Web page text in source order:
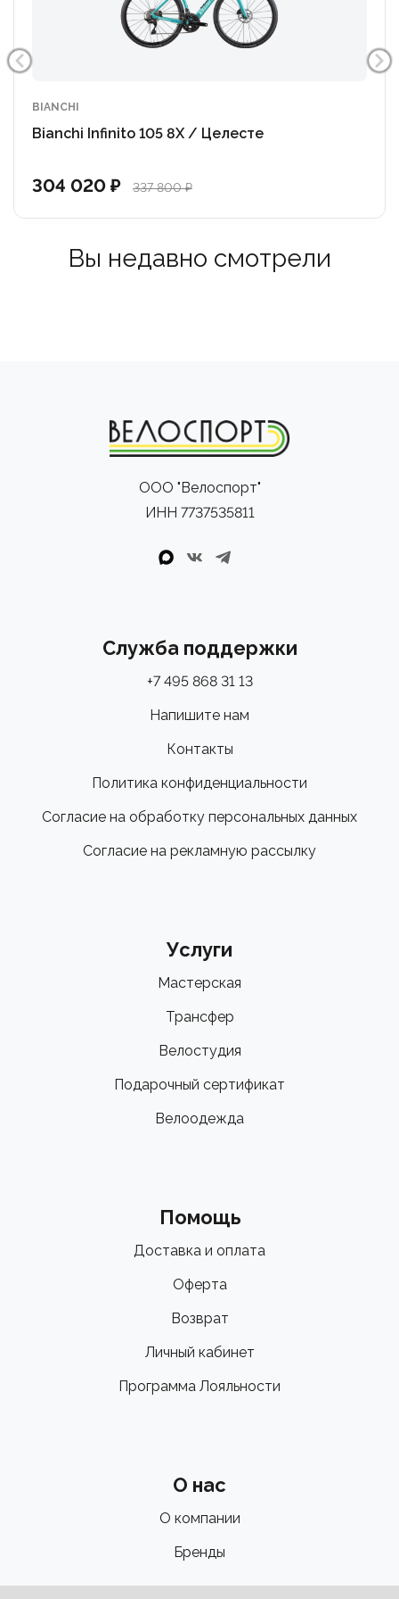
Электронная трансмиссия Shimano Dura-Ace Di2
обеспечивает безупречное, мгновенное и точное
переключение передач в любых условиях.
Встроенный измеритель мощности 4iiii
предоставляет точные данные для тренировок и
BIANCHI
Bianchi Infinito 105 8X / Целесте
304 020 ₽ 337 800 ₽
Вы недавно смотрели
ООО "Велоспорт"
ИНН 7737535811
Служба поддержки
+7 495 868 31 13
Напишите нам
Контакты
Политика конфиденциальности
Согласие на обработку персональных данных
Согласие на рекламную рассылку
Услуги
Мастерская
Трансфер
Велостудия
Подарочный сертификат
Велоодежда
Помощь
Доставка и оплата
Оферта
Возврат
Личный кабинет
Программа Лояльности
О нас
О компании
Бренды